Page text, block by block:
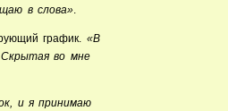
в слова».
график. «В
Скрытая во мне
и я принимаю